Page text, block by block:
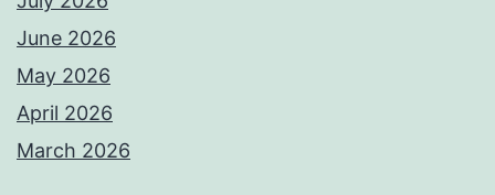
June 2026
May 2026
April 2026
March 2026